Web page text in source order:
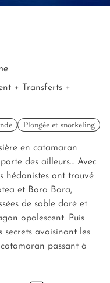
+ Transferts +
Plongée et snorkeling
en catamaran
des ailleurs… Avec
hédonistes ont trouvé
et Bora Bora,
de sable doré et
opalescent. Puis
secrets avoisinant les
passant à